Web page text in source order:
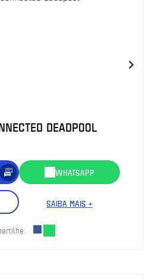
DEADPOOL
WHATSAPP
SAIBA MAIS +